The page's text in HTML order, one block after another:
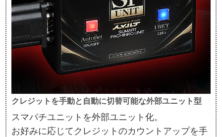
クレジットを手動と自動に切替可能な外部ユニット型
スマパチユニットを外部ユニット化。
お好みに応じてクレジットのカウントアップを手